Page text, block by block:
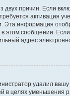
двух причин. Если
активация
Эта информация
этом сообщении.
адрес
удалил вашу
в целях уменьшения